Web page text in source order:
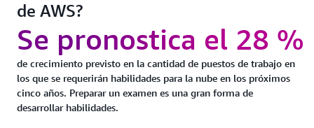
de AWS?
Se pronostica el 28 %
de crecimiento previsto en la cantidad de puestos de trabajo en
los que se requerirán habilidades para la nube en los próximos
cinco años. Preparar un examen es una gran forma de
desarrollar habilidades.